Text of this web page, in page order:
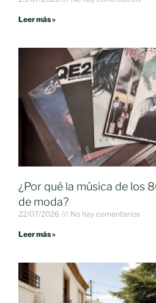
Leer más »
¿Por qué la música de los
de moda?
22/07/2026 No hay comentarios
Leer más »